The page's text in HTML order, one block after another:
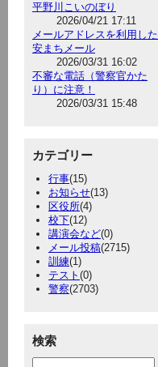
平野川こいのぼり
2026/04/21 17:11
メールアドレスを利用した
安まちメール
2026/03/31 16:02
不審な電話（警察官かた
り）に注意！
2026/03/31 15:48
カテゴリー
行事(15)
お知らせ(13)
区役所(4)
校下(12)
講演会など(0)
メール投稿(2715)
訓練(1)
テスト (0)
警察(2703)
検索